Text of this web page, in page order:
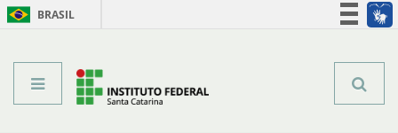
BRASIL